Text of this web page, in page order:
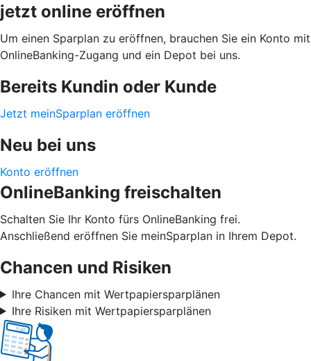
jetzt online eröffnen
Um einen Sparplan zu eröffnen, brauchen Sie ein Konto mit
OnlineBanking-Zugang und ein Depot bei uns.
Bereits Kundin oder Kunde
Jetzt meinSparplan eröffnen
Neu bei uns
Konto eröffnen
OnlineBanking freischalten
Schalten Sie Ihr Konto fürs OnlineBanking frei.
Anschließend eröffnen Sie meinSparplan in Ihrem Depot.
Chancen und Risiken
Ihre Chancen mit Wertpapiersparplänen
Ihre Risiken mit Wertpapiersparplänen